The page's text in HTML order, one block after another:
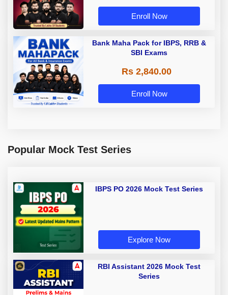
Enroll Now
Bank Maha Pack for IBPS, RRB &
SBI Exams
Rs 2,840.00
Enroll Now
Popular Mock Test Series
IBPS PO 2026 Mock Test Series
Explore Now
RBI Assistant 2026 Mock Test
Series